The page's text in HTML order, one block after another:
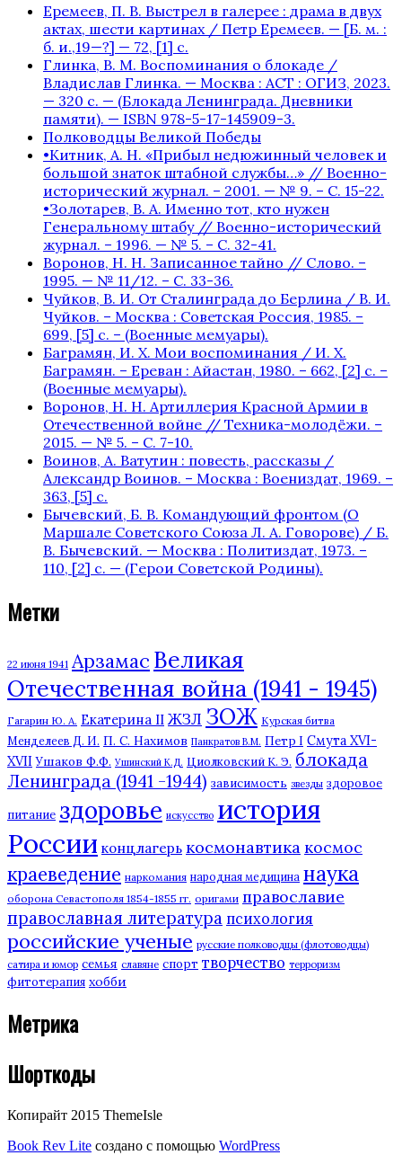
Еремеев, П. В. Выстрел в галерее : драма в двух
актах, шести картинах / Петр Еремеев. — [Б. м. :
б. и.,19—?] — 72, [1] с.
Глинка, В. М. Воспоминания о блокаде /
Владислав Глинка. — Москва : АСТ : ОГИЗ, 2023.
— 320 с. — (Блокада Ленинграда. Дневники
памяти). — ISBN 978-5-17-145909-3.
Полководцы Великой Победы
•Китник, А. Н. «Прибыл недюжинный человек и
большой знаток штабной службы…» // Военно-
исторический журнал. – 2001. — № 9. – С. 15-22.
•Золотарев, В. А. Именно тот, кто нужен
Генеральному штабу // Военно-исторический
журнал. – 1996. — № 5. – С. 32-41.
Воронов, Н. Н. Записанное тайно // Слово. –
1995. — № 11/12. – С. 33-36.
Чуйков, В. И. От Сталинграда до Берлина / В. И.
Чуйков. – Москва : Советская Россия, 1985. –
699, [5] с. – (Военные мемуары).
Баграмян, И. Х. Мои воспоминания / И. Х.
Баграмян. – Ереван : Айастан, 1980. – 662, [2] c. –
(Военные мемуары).
Воронов, Н. Н. Артиллерия Красной Армии в
Отечественной войне // Техника-молодёжи. –
2015. — № 5. – С. 7-10.
Воинов, А. Ватутин : повесть, рассказы /
Александр Воинов. – Москва : Воениздат, 1969. –
363, [5] с.
Бычевский, Б. В. Командующий фронтом (О
Маршале Советского Союза Л. А. Говорове) / Б.
В. Бычевский. — Москва : Политиздат, 1973. –
110, [2] с. — (Герои Советской Родины).
Метки
22 июня 1941 Арзамас Великая
Отечественная война (1941 - 1945)
Гагарин Ю. А. Екатерина II ЖЗЛ ЗОЖ Курская битва
Менделеев Д. И. П. С. Нахимов Панкратов В.М. Петр I Смута XVI-
XVII Ушаков Ф.Ф. Ушинский К.Д. Циолковский К. Э. блокада
Ленинграда (1941 -1944) зависимость звезды здоровое
питание здоровье искусство история
России концлагерь космонавтика космос
краеведение наркомания народная медицина наука
оборона Севастополя 1854-1855 гг. оригами православие
православная литература психология
российские ученые русские полководцы (флотоводцы)
сатира и юмор семья славяне спорт творчество терроризм
фитотерапия хобби
Метрика
Шорткоды
Копирайт 2015 ThemeIsle
Book Rev Lite создано с помощью WordPress